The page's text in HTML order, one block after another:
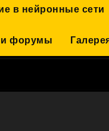
в нейронные сети
и форумы